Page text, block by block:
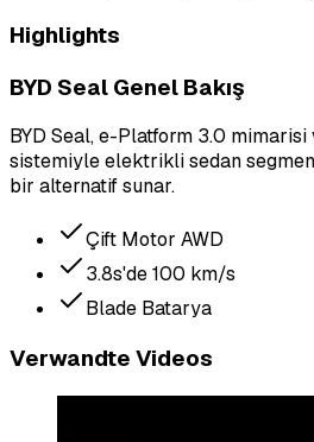
Highlights
BYD Seal Genel Bakış
BYD Seal, e-Platform 3.0
sistemiyle elektrikli sedan
bir alternatif sunar.
Çift Motor AWD
3.8s'de 100 km/s
Blade Batarya
Verwandte Videos